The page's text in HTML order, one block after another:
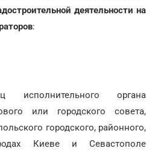
деятельности на
:
исполнительного органа
или городского совета,
городского, районного,
Киеве и Севастополе